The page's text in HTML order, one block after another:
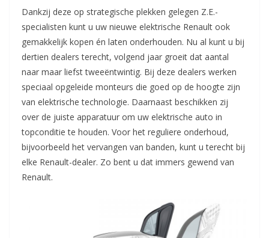
Dankzij deze op strategische plekken gelegen Z.E.-
specialisten kunt u uw nieuwe elektrische Renault ook
gemakkelijk kopen én laten onderhouden. Nu al kunt u bij
dertien dealers terecht, volgend jaar groeit dat aantal
naar maar liefst tweeëntwintig. Bij deze dealers werken
speciaal opgeleide monteurs die goed op de hoogte zijn
van elektrische technologie. Daarnaast beschikken zij
over de juiste apparatuur om uw elektrische auto in
topconditie te houden. Voor het reguliere onderhoud,
bijvoorbeeld het vervangen van banden, kunt u terecht bij
elke Renault-dealer. Zo bent u dat immers gewend van
Renault.